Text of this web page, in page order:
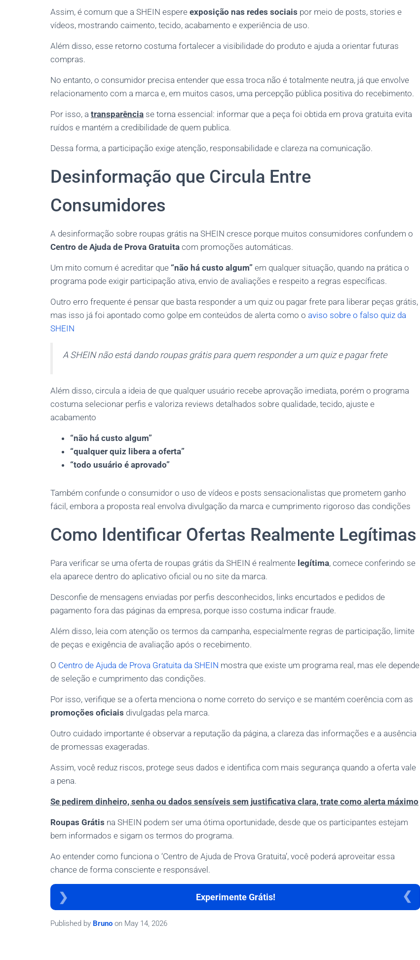
Assim, é comum que a SHEIN espere exposição nas redes sociais por meio de posts, stories e
vídeos, mostrando caimento, tecido, acabamento e experiência de uso.
Além disso, esse retorno costuma fortalecer a visibilidade do produto e ajuda a orientar futuras
compras.
No entanto, o consumidor precisa entender que essa troca não é totalmente neutra, já que envolve
relacionamento com a marca e, em muitos casos, uma percepção pública positiva do recebimento.
Por isso, a transparência se torna essencial: informar que a peça foi obtida em prova gratuita evita
ruídos e mantém a credibilidade de quem publica.
Dessa forma, a participação exige atenção, responsabilidade e clareza na comunicação.
Desinformação que Circula Entre
Consumidores
A desinformação sobre roupas grátis na SHEIN cresce porque muitos consumidores confundem o
Centro de Ajuda de Prova Gratuita com promoções automáticas.
Um mito comum é acreditar que “não há custo algum” em qualquer situação, quando na prática o
programa pode exigir participação ativa, envio de avaliações e respeito a regras específicas.
Outro erro frequente é pensar que basta responder a um quiz ou pagar frete para liberar peças grátis,
mas isso já foi apontado como golpe em conteúdos de alerta como o aviso sobre o falso quiz da
SHEIN
A SHEIN não está dando roupas grátis para quem responder a um quiz e pagar frete
Além disso, circula a ideia de que qualquer usuário recebe aprovação imediata, porém o programa
costuma selecionar perfis e valoriza reviews detalhados sobre qualidade, tecido, ajuste e
acabamento
“não há custo algum”
“qualquer quiz libera a oferta”
“todo usuário é aprovado”
Também confunde o consumidor o uso de vídeos e posts sensacionalistas que prometem ganho
fácil, embora a proposta real envolva divulgação da marca e cumprimento rigoroso das condições
Como Identificar Ofertas Realmente Legítimas
Para verificar se uma oferta de roupas grátis da SHEIN é realmente legítima, comece conferindo se
ela aparece dentro do aplicativo oficial ou no site da marca.
Desconfie de mensagens enviadas por perfis desconhecidos, links encurtados e pedidos de
pagamento fora das páginas da empresa, porque isso costuma indicar fraude.
Além disso, leia com atenção os termos da campanha, especialmente regras de participação, limite
de peças e exigência de avaliação após o recebimento.
O Centro de Ajuda de Prova Gratuita da SHEIN mostra que existe um programa real, mas ele depende
de seleção e cumprimento das condições.
Por isso, verifique se a oferta menciona o nome correto do serviço e se mantém coerência com as
promoções oficiais divulgadas pela marca.
Outro cuidado importante é observar a reputação da página, a clareza das informações e a ausência
de promessas exageradas.
Assim, você reduz riscos, protege seus dados e identifica com mais segurança quando a oferta vale
a pena.
Se pedirem dinheiro, senha ou dados sensíveis sem justificativa clara, trate como alerta máximo
Roupas Grátis na SHEIN podem ser uma ótima oportunidade, desde que os participantes estejam
bem informados e sigam os termos do programa.
Ao entender como funciona o ‘Centro de Ajuda de Prova Gratuita’, você poderá aproveitar essa
chance de forma consciente e responsável.
Experimente Grátis!
Published by Bruno on May 14, 2026